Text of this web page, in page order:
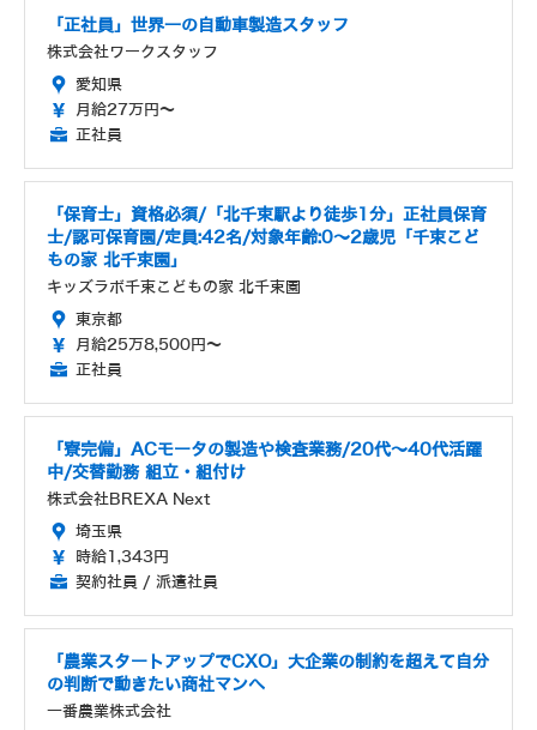
「正社員」世界一の自動車製造スタッフ
株式会社ワークスタッフ
愛知県
月給27万円～
正社員
「保育士」資格必須/「北千束駅より徒歩1分」正社員保育
士/認可保育園/定員:42名/対象年齢:0～2歳児「千束こど
もの家 北千束園」
キッズラボ千束こどもの家 北千束園
東京都
月給25万8,500円～
正社員
「寮完備」ACモータの製造や検査業務/20代～40代活躍
中/交替勤務 組立・組付け
株式会社BREXA Next
埼玉県
時給1,343円
契約社員 / 派遣社員
「農業スタートアップでCXO」大企業の制約を超えて自分
の判断で動きたい商社マンへ
一番農業株式会社